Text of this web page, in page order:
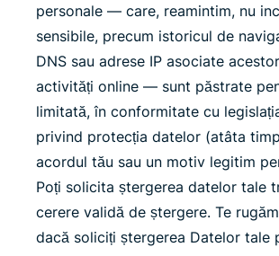
personale — care, reamintim, nu
sensibile, precum istoricul de
DNS sau adrese IP asociate
activități online — sunt păstrate
limitată, în conformitate cu
privind protecția datelor (atâta
acordul tău sau un motiv legitim
Poți solicita ștergerea datelor tale
cerere validă de ștergere. Te
dacă soliciți ștergerea Datelor tale